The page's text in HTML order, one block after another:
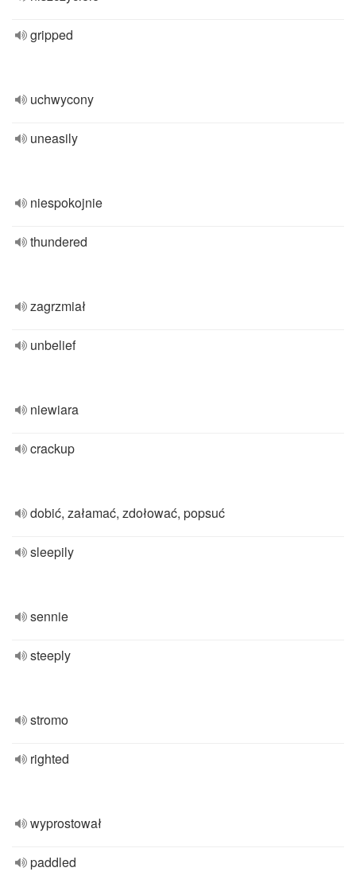
gripped
uchwycony
uneasily
niespokojnie
thundered
zagrzmiał
unbelief
niewiara
crackup
dobić, załamać, zdołować, popsuć
sleepily
sennie
steeply
stromo
righted
wyprostował
paddled